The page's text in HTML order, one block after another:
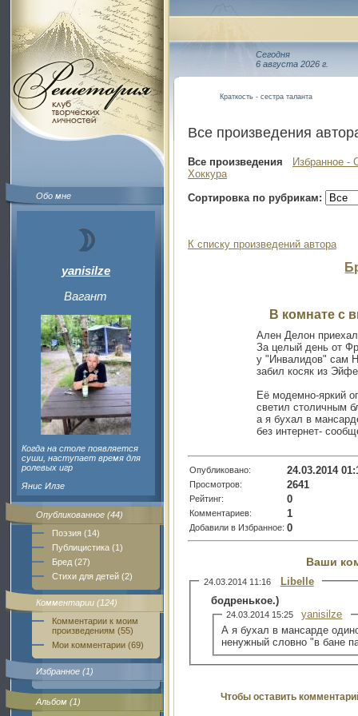
Обо мне
yanisilze
Вагант
Когда на столе появляется
суши, наступает время для
ролевых игр
Янис Илзе
Опубликованное (44)
Поэзия (14)
Публицистика (1)
Бред (27)
Стихи для детей (2)
Комментарии (124)
Комментарии к моим
произведениям (55)
Мои комментарии (69)
Избранное (1)
Альбом (1)
Сегодня
6 августа 2026 г.
Краткость - сестра таланта
Все произведения
Все произведения
Избранное -
Хоккура
Сортировка по рубрикам:
К списку произведений автора
В комнате с
Ален Делон
За целый день от
у "Инвалидов" сам
забил косяк из
Её модемно-яркий
светил столичным
а я бухал в
без интернет-
Опубликовано: 24.03.2014
Просмотров: 2641
Рейтинг: 0
Комментариев: 1
Добавили в Избранное: 0
Ваши
24.03.2014 11:16
Libelle
бодренькое.)
24.03.2014 15:25
yanisilze
А я бухал в мансарде
ненужный словно "в бане
Чтобы оставить